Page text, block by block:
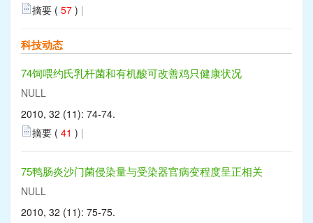
摘要 ( 57 ) |
科技动态
74饲喂约氏乳杆菌和有机酸可改善鸡只健康状况
NULL
2010, 32 (11): 74-74.
摘要 ( 41 ) |
75鸭肠炎沙门菌侵染量与受染器官病变程度呈正相关
NULL
2010, 32 (11): 75-75.